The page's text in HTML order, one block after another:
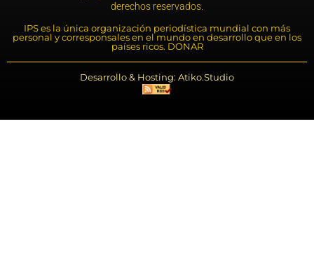
derechos reservados.
IPS es la única organización periodística mundial con más
personal y corresponsales en el mundo en desarrollo que en los
países ricos. DONAR
Desarrollo & Hosting: Atiko.Studio